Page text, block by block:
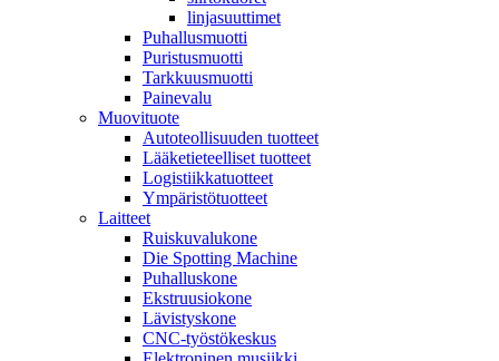
linjasuuttimet
Puhallusmuotti
Puristusmuotti
Tarkkuusmuotti
Painevalu
Muovituote
Autoteollisuuden tuotteet
Lääketieteelliset tuotteet
Logistiikkatuotteet
Ympäristötuotteet
Laitteet
Ruiskuvalukone
Die Spotting Machine
Puhalluskone
Ekstruusiokone
Lävistyskone
CNC-työstökeskus